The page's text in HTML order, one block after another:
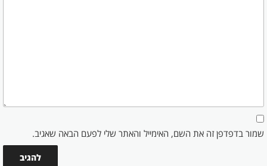
שמור בדפדפן זה את השם, האימייל והאתר שלי לפעם הבאה שאגיב.